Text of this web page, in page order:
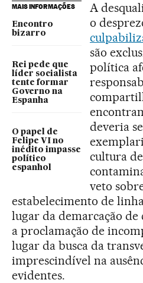
MAIS INFORMAÇÕES
Encontro
bizarro
Rei pede que
líder socialista
tente formar
Governo na
Espanha
O papel de
Felipe VI no
inédito impasse
político
espanhol
A
o
são
política
deveria
cultura
veto
estabelecimento de
lugar da demarcação de
a proclamação de
lugar da busca da
imprescindível na
evidentes.